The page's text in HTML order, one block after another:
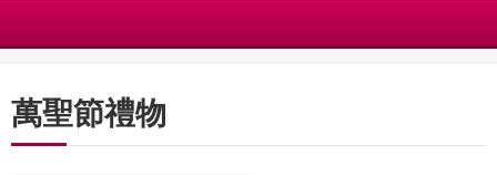
萬聖節禮物